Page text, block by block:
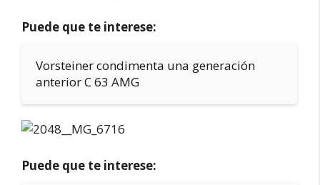
Puede que te interese:
Vorsteiner condimenta una generación
anterior C 63 AMG
Puede que te interese: